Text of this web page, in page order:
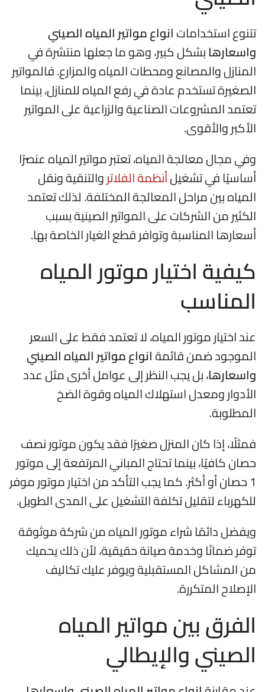
تتنوع استخداماتانواع مواتير المياه الصيني
واسعارهابشكل كبير، وهو ما جعلها منتشرة في
المنازل والمصانع ومحطات المياه والمزارع. فالمواتير
الصغيرة تستخدم عادة في رفع المياه للمنازل، بينما
تعتمد المشروعات الصناعية والزراعية على المواتير
الأكبر والأقوى.
وفي مجال معالجة المياه، تعتبر مواتير المياه عنصرًا
أساسيًا في تشغيلأنظمة الفلاتروالتنقية ونقل
المياه بين مراحل المعالجة المختلفة. لذلك تعتمد
الكثير من الشركات على المواتير الصينية بسبب
أسعارها المناسبة وتوافر قطع الغيار الخاصة بها.
كيفية اختيار موتور المياه
المناسب
عند اختيار موتور المياه، لا تعتمد فقط على السعر
الموجود ضمن قائمةانواع مواتير المياه الصيني
واسعارها، بل يجب النظر إلى عوامل أخرى مثل عدد
الأدوار ومعدل استهلاك المياه وقوة الضخ
المطلوبة.
فمثلًا، إذا كان المنزل صغيرًا فقد يكون موتور نصف
حصان كافيًا، بينما تحتاج المباني المرتفعة إلى موتور
1 حصان أو أكثر. كما يجب التأكد من اختيار موتور موفر
للكهرباء لتقليل تكلفة التشغيل على المدى الطويل.
ويفضل دائمًا شراء موتور المياه من شركة موثوقة
توفر ضمانًا وخدمة صيانة حقيقية، لأن ذلك يحميك
من المشاكل المستقبلية ويوفر عليك تكاليف
الإصلاح المتكررة.
الفرق بين مواتير المياه
الصيني والإيطالي